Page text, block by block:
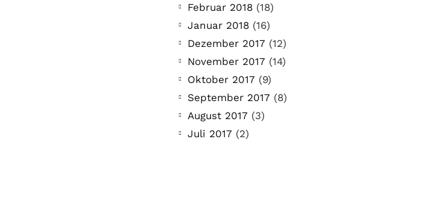
Februar 2018 (18)
Januar 2018 (16)
Dezember 2017 (12)
November 2017 (14)
Oktober 2017 (9)
September 2017 (8)
August 2017 (3)
Juli 2017 (2)